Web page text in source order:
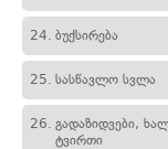
24. ბუქსირება
25. სასწავლო სვლა
26. გადაზიდვები,
ტვირთი